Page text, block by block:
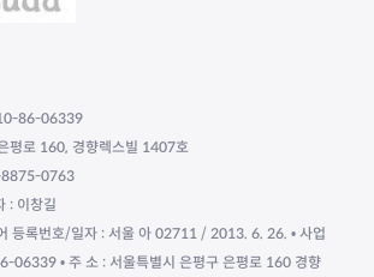
86-06339
평로 160, 경향렉스빌 1407호
8875-0763
: 이창길
등록번호/일자 : 서울 아 02711 / 2013. 6. 26. • 사업
06339 • 주 소 : 서울특별시 은평구 은평로 160 경향